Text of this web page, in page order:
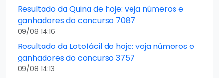
Resultado da Quina de hoje: veja números e
ganhadores do concurso 7087
09/08 14:16
Resultado da Lotofácil de hoje: veja números e
ganhadores do concurso 3757
09/08 14:13